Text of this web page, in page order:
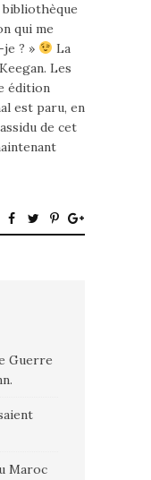
bibliothèque
qui me
? »
La
Les
édition
est paru, en
de cet
Guerre
Maroc